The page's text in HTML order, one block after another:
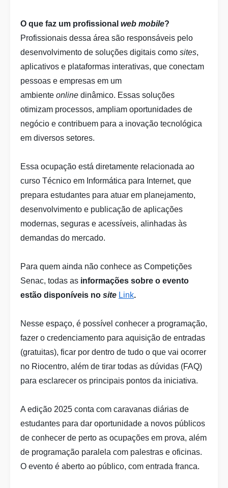
O que faz um profissional web mobile?
Profissionais dessa área são responsáveis pelo
desenvolvimento de soluções digitais como sites,
aplicativos e plataformas interativas, que conectam
pessoas e empresas em um
ambiente online dinâmico. Essas soluções
otimizam processos, ampliam oportunidades de
negócio e contribuem para a inovação tecnológica
em diversos setores.
Essa ocupação está diretamente relacionada ao
curso Técnico em Informática para Internet, que
prepara estudantes para atuar em planejamento,
desenvolvimento e publicação de aplicações
modernas, seguras e acessíveis, alinhadas às
demandas do mercado.
Para quem ainda não conhece as Competições
Senac, todas as informações sobre o evento
estão disponíveis no site Link.
Nesse espaço, é possível conhecer a programação,
fazer o credenciamento para aquisição de entradas
(gratuitas), ficar por dentro de tudo o que vai ocorrer
no Riocentro, além de tirar todas as dúvidas (FAQ)
para esclarecer os principais pontos da iniciativa.
A edição 2025 conta com caravanas diárias de
estudantes para dar oportunidade a novos públicos
de conhecer de perto as ocupações em prova, além
de programação paralela com palestras e oficinas.
O evento é aberto ao público, com entrada franca.